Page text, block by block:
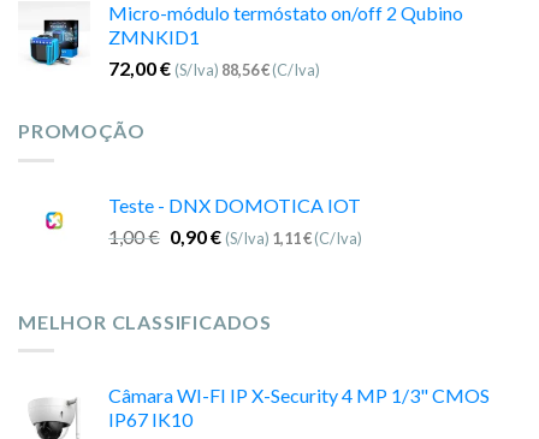
Micro-módulo termóstato on/off 2 Qubino
ZMNKID1
72,00€ (S/Iva) 88,56€(C/Iva)
PROMOÇÃO
Teste - DNX DOMOTICA IOT
1,00€ 0,90€ (S/Iva) 1,11€(C/Iva)
MELHOR CLASSIFICADOS
Câmara WI-FI IP X-Security 4 MP 1/3" CMOS
IP67 IK10